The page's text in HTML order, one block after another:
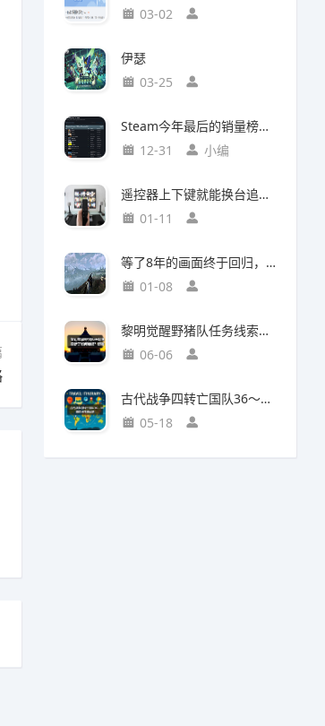
03-02
伊瑟
03-25
Steam今年最后的销量榜！最后赢家不是《光与影：33号远征队》
12-31
小编
遥控器上下键就能换台追剧，这款神器竟然打破了传统电视的所有限制
01-11
等了8年的画面终于回归，这个Mod竟然让《巫师3》重现当年神级预告
01-08
黎明觉醒野猪队任务线索断了如何继续？野猪王称号获取攻略
06-06
古代战争四转亡国队36～38图部分推图记录
05-18